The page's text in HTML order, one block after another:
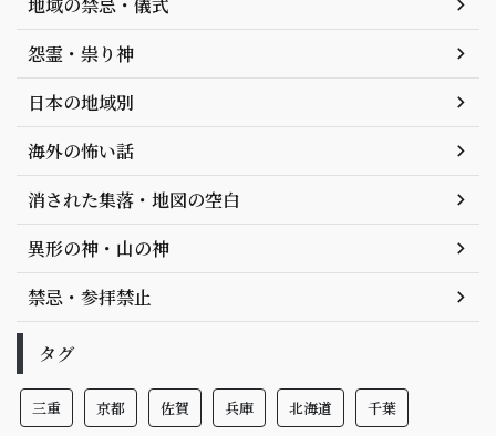
地域の禁忌・儀式
怨霊・祟り神
日本の地域別
海外の怖い話
消された集落・地図の空白
異形の神・山の神
禁忌・参拝禁止
タグ
三重 京都 佐賀 兵庫 北海道 千葉